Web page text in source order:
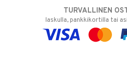
TURVALLINEN
laskulla, pankkikortilla tai